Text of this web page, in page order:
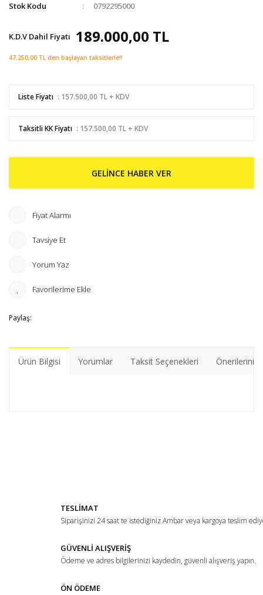
Stok Kodu
0792295000
K.D.V Dahil Fiyatı 189.000,00 TL
47.250,00 TL den başlayan taksitlerle!!
Liste Fiyatı : 157.500,00 TL + KDV
Taksitli KK Fiyatı : 157.500,00 TL + KDV
GELİNCE HABER VER
Fiyat Alarmı
Tavsiye Et
Yorum Yaz
Paylaş:
Ürün Bilgisi Yorumlar Taksit Seçenekleri Önerileriniz
Ürün açıklamasında eksik bilgiler bulunuyor.
Ürün fiyatı diğer sitelerden daha pahalı.
Bu ürüne benzer farklı alternatifler olmalı.
TESLİMAT
Siparişinizi 24 saat te istediğiniz Ambar veya kargoya teslim
GÜVENLİ ALIŞVERİŞ
Ödeme ve adres bilgilerinizi kaydedin, güvenli alışveriş yapın.
ÖN ÖDEME